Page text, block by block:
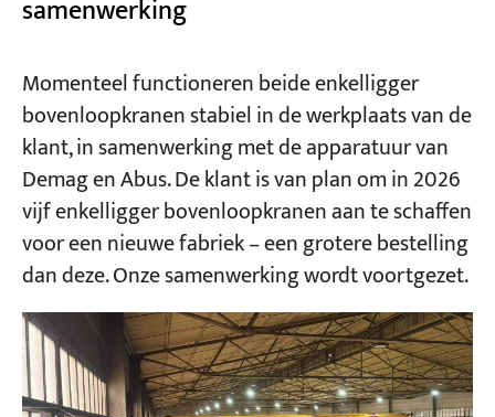
samenwerking
Momenteel functioneren beide enkelligger
bovenloopkranen stabiel in de werkplaats van de
klant, in samenwerking met de apparatuur van
Demag en Abus. De klant is van plan om in 2026
vijf enkelligger bovenloopkranen aan te schaffen
voor een nieuwe fabriek – een grotere bestelling
dan deze. Onze samenwerking wordt voortgezet.